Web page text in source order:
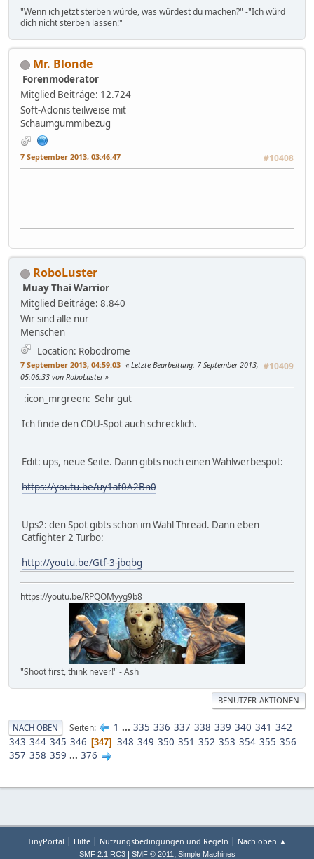
"Wenn ich jetzt sterben würde, was würdest du machen?" -"Ich würd
dich nicht sterben lassen!"
Mr. Blonde
Forenmoderator
Mitglied Beiträge: 12.724
Soft-Adonis teilweise mit
Schaumgummibezug
7 September 2013, 03:46:47 #10408
RoboLuster
Muay Thai Warrior
Mitglied Beiträge: 8.840
Wir sind alle nur
Menschen
Location: Robodrome
7 September 2013, 04:59:03 #10409
Letzte Bearbeitung: 7 September 2013,
05:06:33 von RoboLuster
:icon_mrgreen: Sehr gut
Ich finde den CDU-Spot auch schrecklich.
Edit: ups, neue Seite. Dann gibts noch einen Wahlwerbespot:
https://youtu.be/uy1af0A2Bn0
Ups2: den Spot gibts schon im Wahl Thread. Dann eben
Catfighter 2 Turbo:
http://youtu.be/Gtf-3-jbqbg
https://youtu.be/RPQOMyyg9b8
"Shoot first, think never!" - Ash
BENUTZER-AKTIONEN
NACH OBEN Seiten 1 ... 335 336 337 338 339 340 341 342
343 344 345 346 347 348 349 350 351 352 353 354 355 356
357 358 359 ... 376
TinyPortal | Hilfe | Nutzungsbedingungen und Regeln | Nach oben ▲
SMF 2.1 RC3| SMF © 2011 Simple Machines